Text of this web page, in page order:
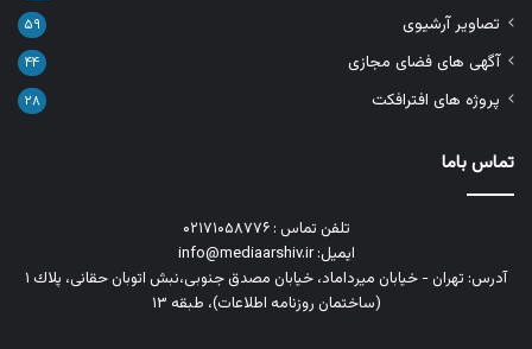
تصاویر آرشیوی ۵۹
آگهی های فضای مجازی ۴۴
پروژه های افترافکت ۲۸
تماس باما
تلفن تماس : ۰۲۱۷۱۰۵۸۷۷۶
ایمیل: info@mediaarshiv.ir
آدرس: تهران - خیابان میرداماد، خیابان مصدق جنوبی،نبش اتوبان حقانی، پلاك ١
(ساختمان روزنامه اطلاعات)، طبقه ۱۳